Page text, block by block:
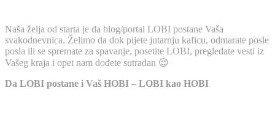
Naša želja od starta je da blog/portal LOBI postane Vaša
svakodnevnica. Želimo da dok pijete jutarnju kaficu, odmarate posle
posla ili se spremate za spavanje, posetite LOBI, pregledate vesti iz
Vašeg kraja i opet nam dođete sutradan 😉
Da LOBI postane i Vaš HOBI – LOBI kao HOBI